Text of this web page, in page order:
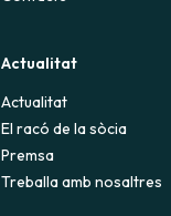
Actualitat
Actualitat
El racó de la sòcia
Premsa
Treballa amb nosaltres